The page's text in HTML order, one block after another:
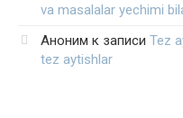
va masalalar yechimi
Аноним к записи Tez
tez aytishlar